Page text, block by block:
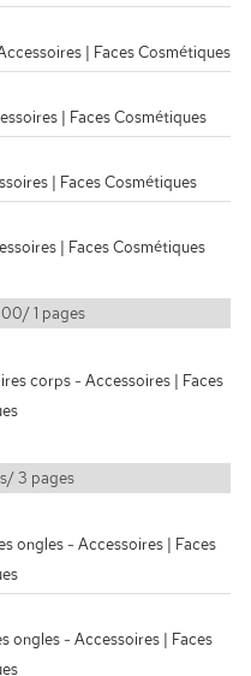
| Faces Cosmétiques
| Faces Cosmétiques
| Faces Cosmétiques
| Faces Cosmétiques
1 pages
corps - Accessoires | Faces
3 pages
ongles - Accessoires | Faces
ongles - Accessoires | Faces